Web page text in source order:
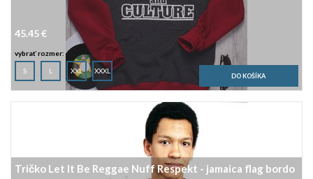
45.45 €
vybrať rozmer:
S L XXL XXXL
Tričko Let It Be Reggae Nuff Respekt - jamaica flag bordo